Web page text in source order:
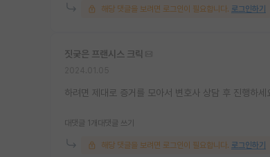
해당 댓글을 보려면 로그인이 필요합니다. 로그인하기
짓궂은 프랜시스 크릭
하려면 제대로 증거를 모아서 변호사 상담 후 진행하
대댓글 1개 대댓글 쓰기
해당 댓글을 보려면 로그인이 필요합니다. 로그인하기